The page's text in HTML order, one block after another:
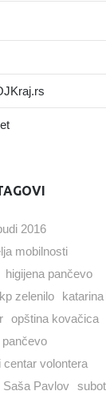
2016
mobilnosti
higijena pančevo
zelenilo
opština kovačica
pančevo
centar volontera
Saša Pavlov